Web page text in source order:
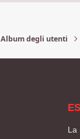
Album degli utenti
La